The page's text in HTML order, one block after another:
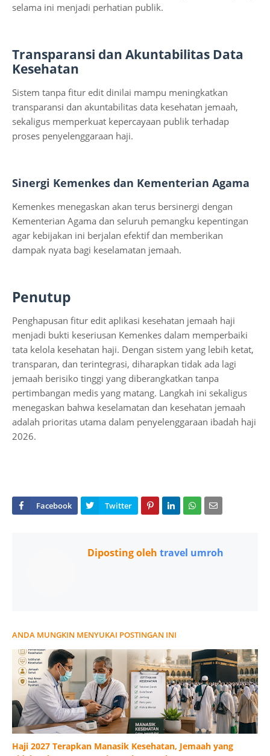
selama ini menjadi perhatian publik.
Transparansi dan Akuntabilitas Data
Kesehatan
Sistem tanpa fitur edit dinilai mampu meningkatkan
transparansi dan akuntabilitas data kesehatan jemaah,
sekaligus memperkuat kepercayaan publik terhadap
proses penyelenggaraan haji.
Sinergi Kemenkes dan Kementerian Agama
Kemenkes menegaskan akan terus bersinergi dengan
Kementerian Agama dan seluruh pemangku kepentingan
agar kebijakan ini berjalan efektif dan memberikan
dampak nyata bagi keselamatan jemaah.
Penutup
Penghapusan fitur edit aplikasi kesehatan jemaah haji
menjadi bukti keseriusan Kemenkes dalam memperbaiki
tata kelola kesehatan haji. Dengan sistem yang lebih ketat,
transparan, dan terintegrasi, diharapkan tidak ada lagi
jemaah berisiko tinggi yang diberangkatkan tanpa
pertimbangan medis yang matang. Langkah ini sekaligus
menegaskan bahwa keselamatan dan kesehatan jemaah
adalah prioritas utama dalam penyelenggaraan ibadah haji
2026.
Diposting oleh travel umroh
ANDA MUNGKIN MENYUKAI POSTINGAN INI
Haji 2027 Terapkan Manasik Kesehatan, Jemaah yang